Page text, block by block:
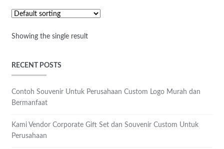
Showing the single result
RECENT POSTS
Contoh Souvenir Untuk Perusahaan Custom Logo Murah dan
Bermanfaat
Kami Vendor Corporate Gift Set dan Souvenir Custom Untuk
Perusahaan